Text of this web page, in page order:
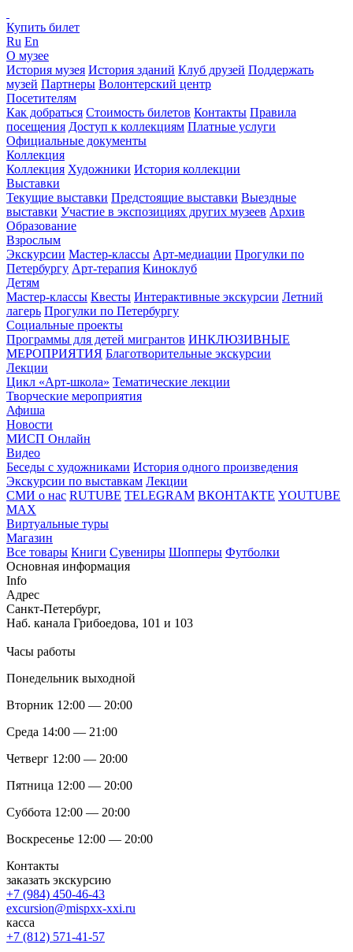
Купить билет
Ru En
О музее
История музея История зданий Клуб друзей Поддержать
музей Партнеры Волонтерский центр
Посетителям
Как добраться Стоимость билетов Контакты Правила
посещения Доступ к коллекциям Платные услуги
Официальные документы
Коллекция
Коллекция Художники История коллекции
Выставки
Текущие выставки Предстоящие выставки Выездные
выставки Участие в экспозициях других музеев Архив
Образование
Взрослым
Экскурсии Мастер-классы Арт-медиации Прогулки по
Петербургу Арт-терапия Киноклуб
Детям
Мастер-классы Квесты Интерактивные экскурсии Летний
лагерь Прогулки по Петербургу
Социальные проекты
Программы для детей мигрантов ИНКЛЮЗИВНЫЕ
МЕРОПРИЯТИЯ Благотворительные экскурсии
Лекции
Цикл «Арт-школа» Тематические лекции
Творческие мероприятия
Афиша
Новости
МИСП Онлайн
Видео
Беседы с художниками История одного произведения
Экскурсии по выставкам Лекции
СМИ о нас RUTUBE TELEGRAM ВКОНТАКТЕ YOUTUBE
MAX
Виртуальные туры
Магазин
Все товары Книги Сувениры Шопперы Футболки
Основная информация
Info
Адрес
Санкт-Петербург,
Наб. канала Грибоедова, 101 и 103
Часы работы
Понедельник выходной
Вторник 12:00 — 20:00
Среда 14:00 — 21:00
Четверг 12:00 — 20:00
Пятница 12:00 — 20:00
Суббота 12:00 — 20:00
Воскресенье 12:00 — 20:00
Контакты
заказать экскурсию
+7 (984) 450-46-43
excursion@mispxx-xxi.ru
касса
+7 (812) 571-41-57